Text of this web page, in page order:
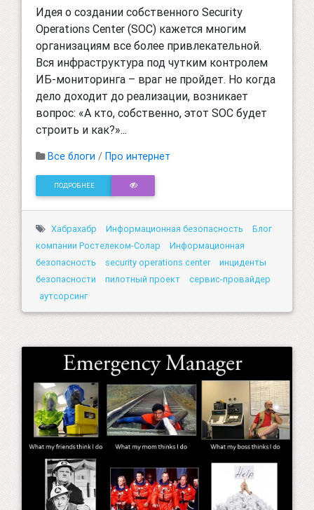
Идея о создании собственного Security
Operations Center (SOC) кажется многим
организациям все более привлекательной.
Вся инфраструктура под чутким контролем
ИБ-мониторинга – враг не пройдет. Но когда
дело доходит до реализации, возникает
вопрос: «А кто, собственно, этот SOC будет
строить и как?»...
Все блоги / Про интернет
ПОДРОБНЕЕ
Хабрахабр Информационная безопасность
Блог
компании Ростелеком-Солар
Информационная
безопасность
security operations center
инциденты
безопасности
пилотный проект
сервис-провайдер
аутсорсинг